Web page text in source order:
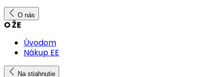
O nás
O ŽE
Úvodom
Nákup EE
Na stiahnutie